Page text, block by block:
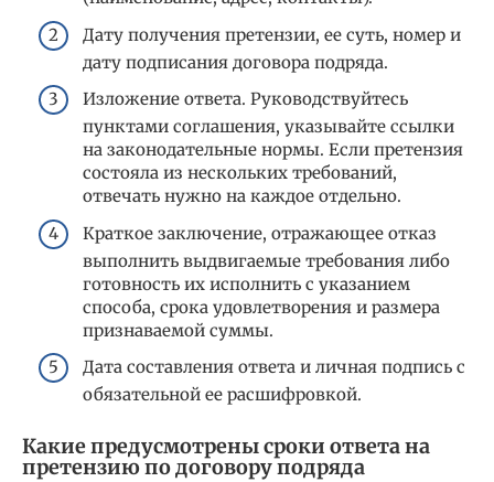
Дату получения претензии, ее суть, номер и
дату подписания договора подряда.
Изложение ответа. Руководствуйтесь
пунктами соглашения, указывайте ссылки
на законодательные нормы. Если претензия
состояла из нескольких требований,
отвечать нужно на каждое отдельно.
Краткое заключение, отражающее отказ
выполнить выдвигаемые требования либо
готовность их исполнить с указанием
способа, срока удовлетворения и размера
признаваемой суммы.
Дата составления ответа и личная подпись с
обязательной ее расшифровкой.
Какие предусмотрены сроки ответа на
претензию по договору подряда